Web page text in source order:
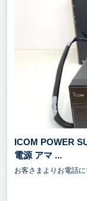
ICOM POWER
電源 アマ ...
お客さまよりお電話